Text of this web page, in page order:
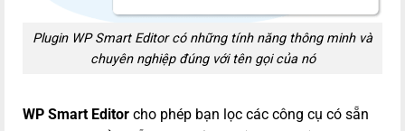
Plugin WP Smart Editor có những tính năng thông minh và
chuyên nghiệp đúng với tên gọi của nó
WP Smart Editor cho phép bạn lọc các công cụ có sẵn